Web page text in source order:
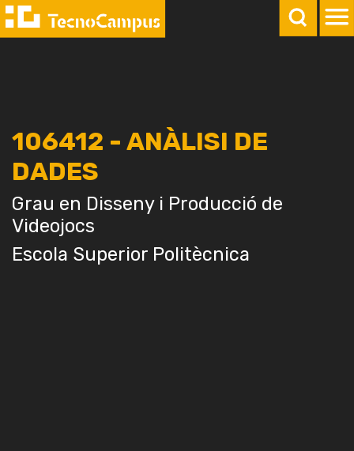
106412 - ANÀLISI DE
DADES
Grau en Disseny i Producció de
Videojocs
Escola Superior Politècnica